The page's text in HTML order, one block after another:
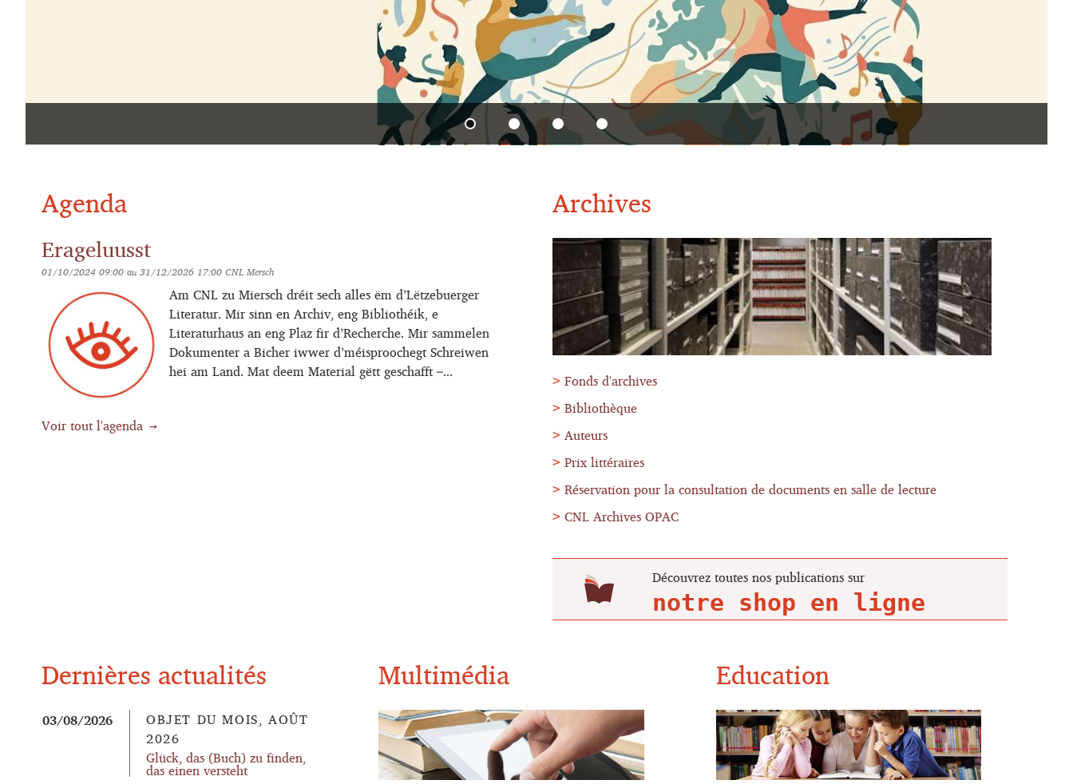
Agenda
Erageluusst
01/10/2024 09:00au31/12/2026 17:00CNL Mersch
Am CNL zu Miersch dréit sech alles ëm d’Lëtzebuerger
Literatur. Mir sinn en Archiv, eng Bibliothéik, e
Literaturhaus an eng Plaz fir d’Recherche. Mir sammelen
Dokumenter a Bicher iwwer d’méisproochegt Schreiwen
hei am Land. Mat deem Material gëtt geschafft –...
Voir tout l'agenda
Archives
Fonds d'archives
Bibliothèque
Auteurs
Prix littéraires
Réservation pour la consultation de documents en salle de lecture
CNL Archives OPAC
Découvrez toutes nos publications sur
Dernières actualités
OBJET DU MOIS, AOÛT
2026
Glück, das (Buch) zu finden,
das einen versteht
03/08/2026
Multimédia Education